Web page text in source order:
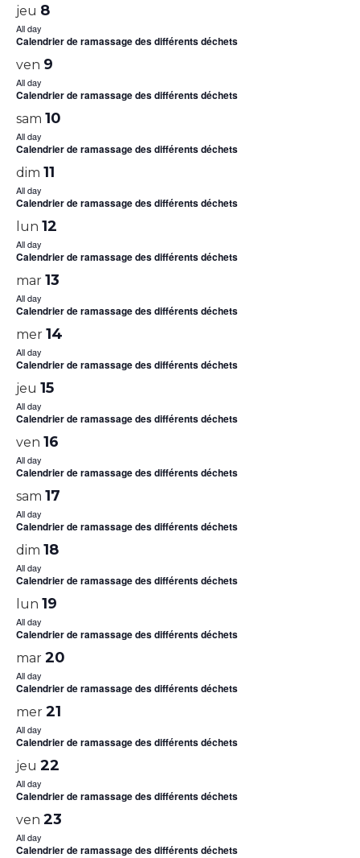
jeu 8
All day
Calendrier de ramassage des différents déchets
ven 9
All day
Calendrier de ramassage des différents déchets
sam 10
All day
Calendrier de ramassage des différents déchets
dim 11
All day
Calendrier de ramassage des différents déchets
lun 12
All day
Calendrier de ramassage des différents déchets
mar 13
All day
Calendrier de ramassage des différents déchets
mer 14
All day
Calendrier de ramassage des différents déchets
jeu 15
All day
Calendrier de ramassage des différents déchets
ven 16
All day
Calendrier de ramassage des différents déchets
sam 17
All day
Calendrier de ramassage des différents déchets
dim 18
All day
Calendrier de ramassage des différents déchets
lun 19
All day
Calendrier de ramassage des différents déchets
mar 20
All day
Calendrier de ramassage des différents déchets
mer 21
All day
Calendrier de ramassage des différents déchets
jeu 22
All day
Calendrier de ramassage des différents déchets
ven 23
All day
Calendrier de ramassage des différents déchets